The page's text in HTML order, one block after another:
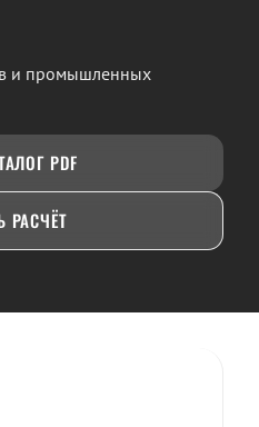
и промышленных
PDF
РАСЧЁТ